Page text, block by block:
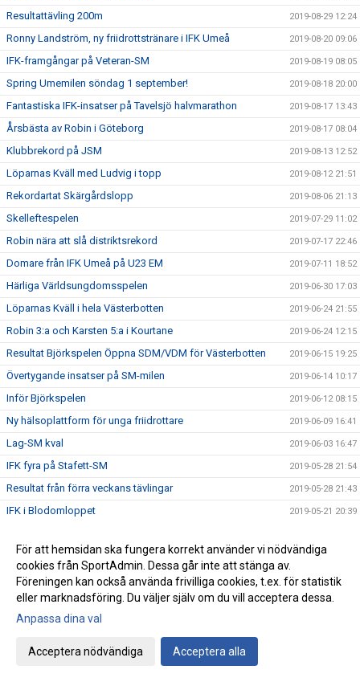
Resultattävling 200m 2019-08-29 12:24
Ronny Landström, ny friidrottstränare i IFK Umeå 2019-08-20 09:06
IFK-framgångar på Veteran-SM 2019-08-19 08:05
Spring Umemilen söndag 1 september! 2019-08-18 20:00
Fantastiska IFK-insatser på Tavelsjö halvmarathon 2019-08-17 13:43
Årsbästa av Robin i Göteborg 2019-08-17 08:04
Klubbrekord på JSM 2019-08-13 12:52
Löparnas Kväll med Ludvig i topp 2019-08-12 21:51
Rekordartat Skärgårdslopp 2019-08-06 21:13
Skelleftespelen 2019-07-29 11:02
Robin nära att slå distriktsrekord 2019-07-17 22:46
Domare från IFK Umeå på U23 EM 2019-07-11 18:52
Härliga Världsungdomsspelen 2019-06-30 17:03
Löparnas Kväll i hela Västerbotten 2019-06-24 21:55
Robin 3:a och Karsten 5:a i Kourtane 2019-06-24 12:15
Resultat Björkspelen Öppna SDM/VDM för Västerbotten 2019-06-15 19:25
Övertygande insatser på SM-milen 2019-06-14 10:17
Inför Björkspelen 2019-06-12 08:15
Ny hälsoplattform för unga friidrottare 2019-06-09 16:41
Lag-SM kval 2019-06-03 16:47
IFK fyra på Stafett-SM 2019-05-28 21:54
Resultat från förra veckans tävlingar 2019-05-28 21:43
IFK i Blodomloppet 2019-05-21 20:39
IFK succé på Göteborgsvarvet 2019-05-18 18:05
Sverige på fötter! 23 maj 2019-05-13 15:53
Karsten Meier presenterade sig på Kungsholmen Runt 2019-05-11 15:04
Vi söker en friidrottstränare!
Umekastet 1-3
Charlotte vann halvmara på kanontid!
För att hemsidan ska fungera korrekt använder vi nödvändiga
cookies från SportAdmin. Dessa går inte att stänga av.
Föreningen kan också använda frivilliga cookies, t.ex. för statistik
eller marknadsföring. Du väljer själv om du vill acceptera dessa.
Anpassa dina val
Acceptera nödvändiga Acceptera alla